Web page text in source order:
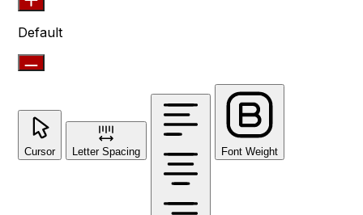
Default
Cursor Letter Spacing Font Weight